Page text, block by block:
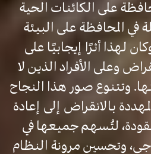
على الكائنات الحية
المحافظة على البيئة
لهذا أثرًا إيجابيًا على
وعلى الأفراد الذين لا
وتتنوع صور هذا النجاح
بالانقراض إلى إعادة
لتُسهم جميعها في
وتحسين مرونة النظام